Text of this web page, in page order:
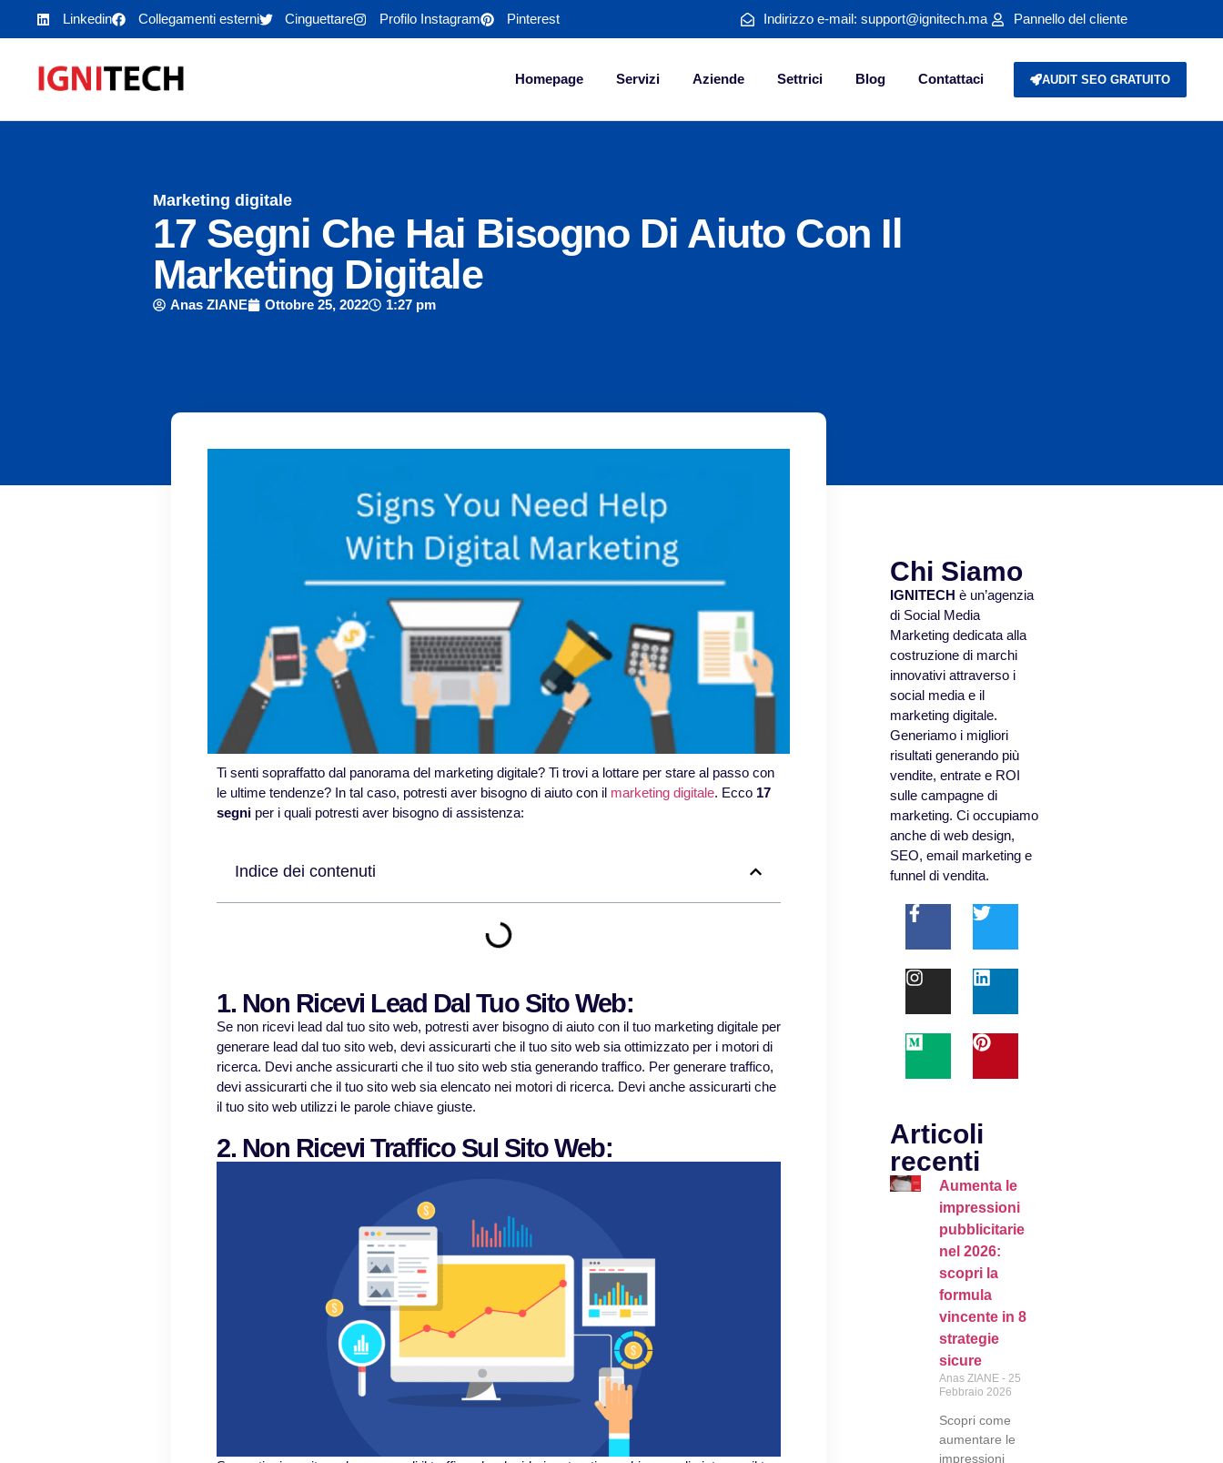
Linkedin Collegamenti esterni Cinguettare Profilo Instagram Pinterest Indirizzo e-mail: support@ignitech.ma Pannello del cliente
Homepage Servizi Aziende Settrici Blog Contattaci AUDIT SEO GRATUITO
Marketing digitale
17 Segni Che Hai Bisogno Di Aiuto Con Il
Marketing Digitale
Anas ZIANE Ottobre 25, 2022 1:27 pm
Ti senti sopraffatto dal panorama del marketing digitale? Ti trovi a lottare per stare al passo con
le ultime tendenze? In tal caso, potresti aver bisogno di aiuto con il marketing digitale. Ecco 17
segni per i quali potresti aver bisogno di assistenza:
Indice dei contenuti
1. Non Ricevi Lead Dal Tuo Sito Web:
Se non ricevi lead dal tuo sito web, potresti aver bisogno di aiuto con il tuo marketing digitale per
generare lead dal tuo sito web, devi assicurarti che il tuo sito web sia ottimizzato per i motori di
ricerca. Devi anche assicurarti che il tuo sito web stia generando traffico. Per generare traffico,
devi assicurarti che il tuo sito web sia elencato nei motori di ricerca. Devi anche assicurarti che
il tuo sito web utilizzi le parole chiave giuste.
2. Non Ricevi Traffico Sul Sito Web:
Chi Siamo
IGNITECH è un’agenzia
di Social Media
Marketing dedicata alla
costruzione di marchi
innovativi attraverso i
social media e il
marketing digitale.
Generiamo i migliori
risultati generando più
vendite, entrate e ROI
sulle campagne di
marketing. Ci occupiamo
anche di web design,
SEO, email marketing e
funnel di vendita.
Articoli
recenti
Aumenta le
impressioni
pubblicitarie
nel 2026:
scopri la
formula
vincente in 8
strategie
sicure
Anas ZIANE 25
Febbraio 2026
Scopri come
aumentare le
impressioni